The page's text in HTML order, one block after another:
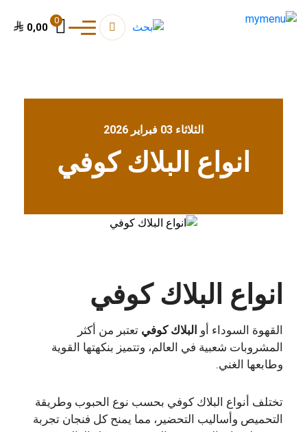
0,00
0
الثلاثاء 03 فبراير 2026
انواع البلاك كوفي
انواع البلاك كوفي
القهوة السوداء أو البلاك كوفي تعتبر من أكثر
المشروبات شعبية في العالم، وتتميز بنكهتها القوية
وطابعها الغني.
تختلف أنواع البلاك كوفي بحسب نوع الحبوب وطريقة
التحميص وأساليب التحضير، مما يمنح كل فنجان تجربة